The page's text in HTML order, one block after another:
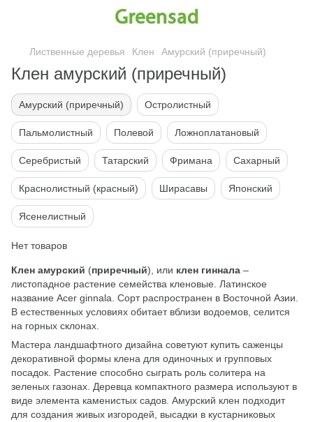
Лиственные деревья Клен Амурский (приречный)
Клен амурский (приречный)
Амурский (приречный) Остролистный
Пальмолистный Полевой Ложноплатановый
Серебристый Татарский Фримана Сахарный
Краснолистный (красный) Ширасавы Японский
Ясенелистный
Нет товаров
Клен амурский (приречный), или клен гиннала –
листопадное растение семейства кленовые. Латинское
название Acer ginnala. Сорт распространен в Восточной Азии.
В естественных условиях обитает вблизи водоемов, селится
на горных склонах.
Мастера ландшафтного дизайна советуют купить саженцы
декоративной формы клена для одиночных и групповых
посадок. Растение способно сыграть роль солитера на
зеленых газонах. Деревца компактного размера используют в
виде элемента каменистых садов. Амурский клен подходит
для создания живых изгородей, высадки в кустарниковых